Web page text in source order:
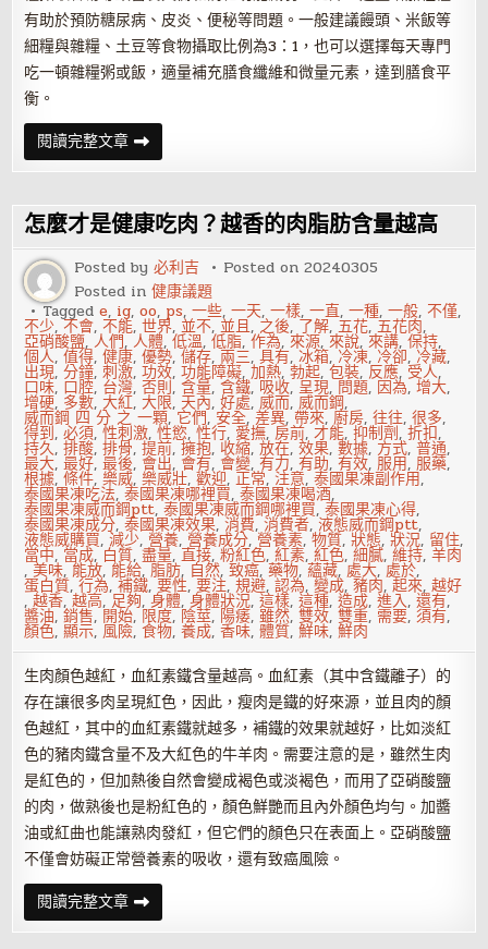
有助於預防糖尿病、皮炎、便秘等問題。一般建議饅頭、米飯等
細糧與雜糧、土豆等食物攝取比例為3：1，也可以選擇每天專門
吃一頓雜糧粥或飯，適量補充膳食纖維和微量元素，達到膳食平
衡。
閱讀完整文章怎
樣
的
物
搭
配
最
健
康？
怎麼才是健康吃肉？越香的肉脂肪含量越高
Posted by必利吉 Posted on20240305
Posted in健康議題
Taggede, ig,oo, ps,一些,一天,一樣,一直,一種,一般,不僅,
不少,不會,不能,世界,並不,並且, 之後, 了解,五花,五花肉,
亞硝酸鹽,人們,人體,低溫,低脂,作為,來源,來說,來講,保持,
個人,值得,健康,優勢,儲存, 兩三,具有,冰箱, 冷凍, 冷卻, 冷藏,
出現,分鐘,刺激,功效,功能障礙,加熱,勃起,包裝, 反應, 受人,
口味, 口腔, 台灣,否則,含量,含鐵, 吸收,呈現, 問題, 因為,增大,
增硬, 多數,大紅,大限, 天內,好處,威而,威而鋼,
威而鋼 四 分 之 一顆, 它們, 安全,差異,帶來,廚房,往往,很多,
得到,必須,性刺激,性慾,性行, 愛撫,房前,才能,抑制劑,折扣,
持久,排酸,排骨,提前,擁抱, 收縮,放在,效果,數據, 方式,普通,
最大,最好,最後, 會出, 會有, 會變,有力,有助,有效,服用,服藥,
根據,條件,樂威,樂威壯,歡迎,正常, 注意,泰國果凍副作用,
泰國果凍吃法,泰國果凍哪裡買,泰國果凍喝酒,
泰國果凍威而鋼ptt,泰國果凍威而鋼哪裡買,泰國果凍心得,
泰國果凍成分,泰國果凍效果,消費,消費者,液態威而鋼ptt,
液態威購買,減少,營養,營養成分,營養素,物質,狀態,狀況, 留住,
當中, 當成, 白質,盡量,直接,粉紅色,紅素,紅色,細膩,維持,羊肉
,美味,能放, 能給,脂肪, 自然,致癌,藥物,蘊藏, 處大, 處於,
蛋白質,行為,補鐵,要性,要注,規避,認為,變成,豬肉,起來,越好
,越香,越高, 足夠,身體,身體狀況,這樣,這種,造成,進入,還有,
醬油,銷售, 開始, 限度, 陰莖, 陽痿,雖然,雙效,雙重, 需要,須有,
顏色,顯示, 風險,食物,養成,香味,體質,鮮味,鮮肉
生肉顏色越紅，血紅素鐵含量越高。血紅素（其中含鐵離子）的
存在讓很多肉呈現紅色，因此，瘦肉是鐵的好來源，並且肉的顏
色越紅，其中的血紅素鐵就越多，補鐵的效果就越好，比如淡紅
色的豬肉鐵含量不及大紅色的牛羊肉。需要注意的是，雖然生肉
是紅色的，但加熱後自然會變成褐色或淡褐色，而用了亞硝酸鹽
的肉，做熟後也是粉紅色的，顏色鮮艷而且內外顏色均勻。加醬
油或紅曲也能讓熟肉發紅，但它們的顏色只在表面上。亞硝酸鹽
不僅會妨礙正常營養素的吸收，還有致癌風險。
閱讀完整文章怎
麼
才